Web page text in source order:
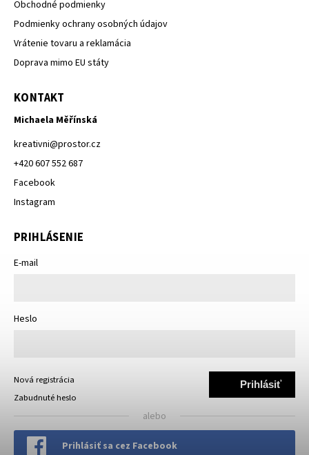
Obchodné podmienky
Podmienky ochrany osobných údajov
Vrátenie tovaru a reklamácia
Doprava mimo EU státy
KONTAKT
Michaela Měřínská
kreativni@prostor.cz
+420 607 552 687
Facebook
Instagram
PRIHLÁSENIE
E-mail
Heslo
Prihlásiť
Nová registrácia
Zabudnuté heslo
alebo
Prihlásiť sa cez Facebook